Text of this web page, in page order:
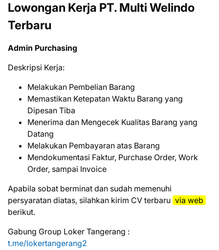
Lowongan Kerja PT. Multi Welindo
Terbaru
Admin Purchasing
Deskripsi Kerja:
Melakukan Pembelian Barang
Memastikan Ketepatan Waktu Barang yang
Dipesan Tiba
Menerima dan Mengecek Kualitas Barang yang
Datang
Melakukan Pembayaran atas Barang
Mendokumentasi Faktur, Purchase Order, Work
Order, sampai Invoice
Aраbіlа ѕоbаt bеrmіnаt dаn ѕudаh mеmеnuhі
реrѕуаrаtаn dіаtаѕ, ѕіlаhkаn kіrіm CV tеrbаru vіа web
bеrіkut.
Gabung Group Loker Tangerang :
t.me/lokertangerang2